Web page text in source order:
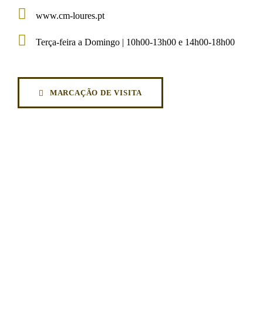
www.cm-loures.pt
Terça-feira a Domingo | 10h00-13h00 e 14h00-18h00
MARCAÇÃO DE VISITA